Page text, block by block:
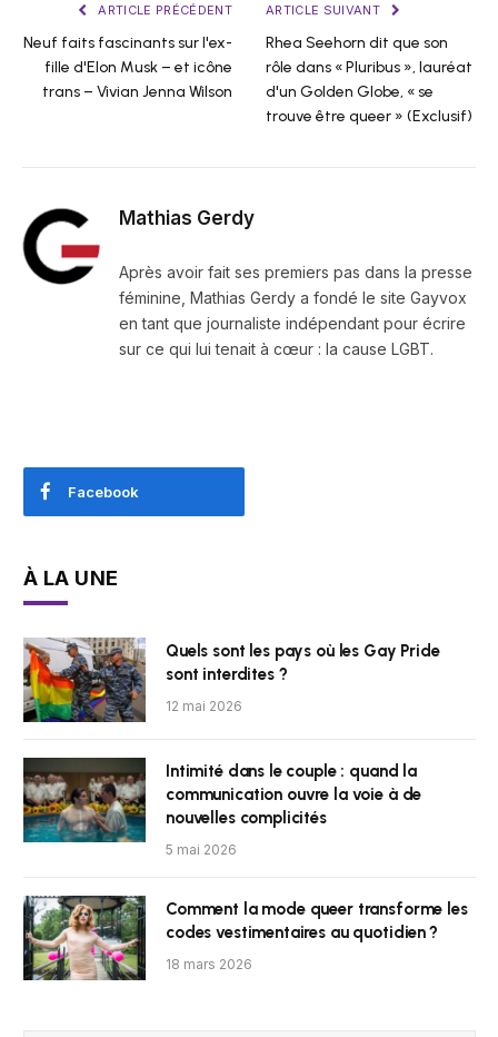
ARTICLE PRÉCÉDENT
Neuf faits fascinants sur l'ex-
fille d'Elon Musk – et icône
trans – Vivian Jenna Wilson
ARTICLE SUIVANT
Rhea Seehorn dit que son
rôle dans « Pluribus », lauréat
d'un Golden Globe, « se
trouve être queer » (Exclusif)
Mathias Gerdy
Après avoir fait ses premiers pas dans la presse
féminine, Mathias Gerdy a fondé le site Gayvox
en tant que journaliste indépendant pour écrire
sur ce qui lui tenait à cœur : la cause LGBT.
Facebook
À LA UNE
Quels sont les pays où les Gay Pride
sont interdites ?
12 mai 2026
Intimité dans le couple : quand la
communication ouvre la voie à de
nouvelles complicités
5 mai 2026
Comment la mode queer transforme les
codes vestimentaires au quotidien ?
18 mars 2026